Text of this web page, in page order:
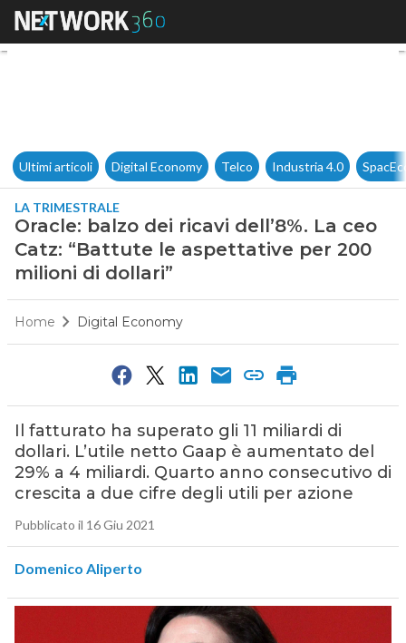
Oracle: balzo dei ricavi
Ultimi articoli Digital Economy Telco Industria 4.0
LA TRIMESTRALE
Oracle: balzo dei ricavi dell’8%. La ceo
Catz: “Battute le aspettative per 200
milioni di dollari”
Home Digital Economy
Il fatturato ha superato gli 11 miliardi di
dollari. L’utile netto Gaap è aumentato del
29% a 4 miliardi. Quarto anno consecutivo di
crescita a due cifre degli utili per azione
Pubblicato il 16 Giu 2021
Domenico Aliperto